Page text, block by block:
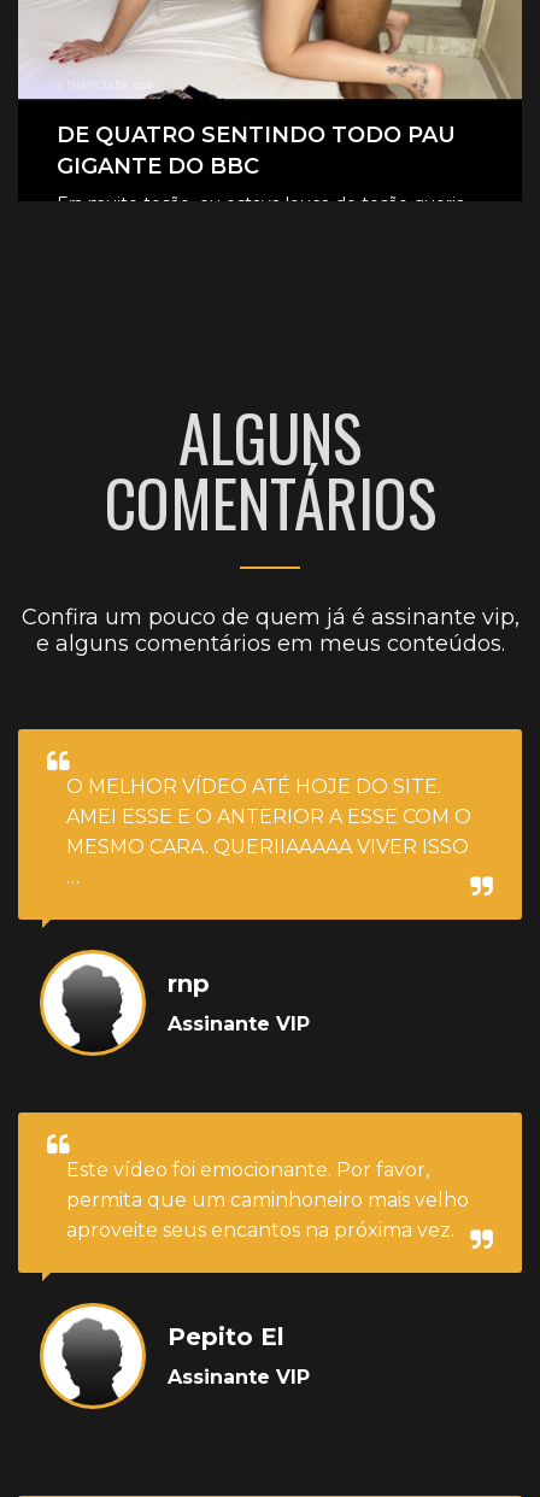
DE QUATRO SENTINDO TODO PAU
GIGANTE DO BBC
Era muito tesão, eu estava louca de tesão queria
ALGUNS
COMENTÁRIOS
Confira um pouco de quem já é assinante vip,
e alguns comentários em meus conteúdos.
O MELHOR VÍDEO ATÉ HOJE DO SITE.
AMEI ESSE E O ANTERIOR A ESSE COM O
MESMO CARA. QUERIIAAAAA VIVER ISSO
…
rnp
Assinante VIP
Este vídeo foi emocionante. Por favor,
permita que um caminhoneiro mais velho
aproveite seus encantos na próxima vez.
Pepito El
Assinante VIP